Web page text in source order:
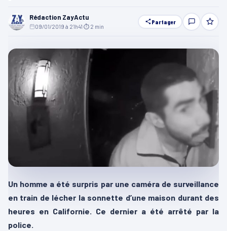
Rédaction ZayActu
09/01/2019 à 21h41 ⏱ 2 min
Partager
Un homme a été surpris par une caméra de surveillance
en train de lécher la sonnette d’une maison durant des
heures en Californie. Ce dernier a été arrêté par la
police.